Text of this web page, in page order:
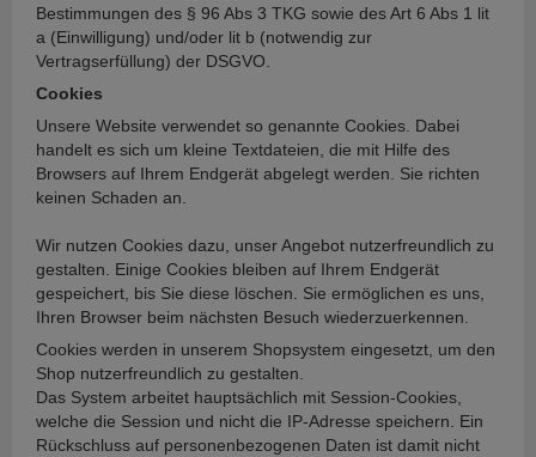
Bestimmungen des § 96 Abs 3 TKG sowie des Art 6 Abs 1 lit
a (Einwilligung) und/oder lit b (notwendig zur
Vertragserfüllung) der DSGVO.
Cookies
Unsere Website verwendet so genannte Cookies. Dabei
handelt es sich um kleine Textdateien, die mit Hilfe des
Browsers auf Ihrem Endgerät abgelegt werden. Sie richten
keinen Schaden an.
Wir nutzen Cookies dazu, unser Angebot nutzerfreundlich zu
gestalten. Einige Cookies bleiben auf Ihrem Endgerät
gespeichert, bis Sie diese löschen. Sie ermöglichen es uns,
Ihren Browser beim nächsten Besuch wiederzuerkennen.
Cookies werden in unserem Shopsystem eingesetzt, um den
Shop nutzerfreundlich zu gestalten.
Das System arbeitet hauptsächlich mit Session-Cookies,
welche die Session und nicht die IP-Adresse speichern. Ein
Rückschluss auf personenbezogenen Daten ist damit nicht